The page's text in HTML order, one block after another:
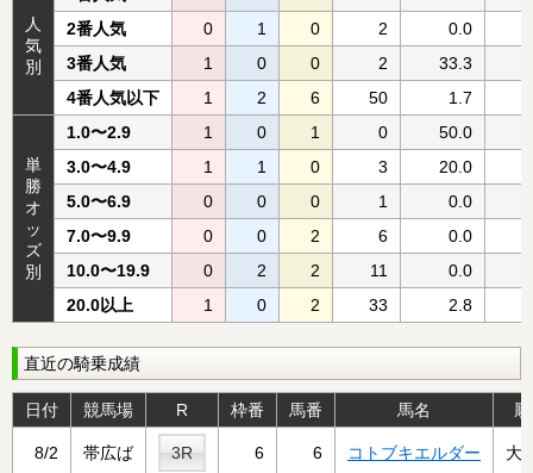
人
気
別
2番人気
0 1 0 2
0.0
3番人気
1 0 0 2
33.3
4番人気以下
1 2 6 50 1.7
単
勝
オ
ッ
ズ
別
1.0〜2.9 1 0 1 0
50.0
3.0〜4.9
1 1 0 3
20.0
5.0〜6.9
0 0 0 1
0.0
7.0〜9.9
0 0 2 6
0.0
10.0〜19.9
0 2 2 11
0.0
20.0以上
1 0 2 33 2.8
直近の騎乗成績
日付 競馬場 R 枠番 馬番 馬名
8/2 帯広ば 3R 6 6 コトブキエルダー 大